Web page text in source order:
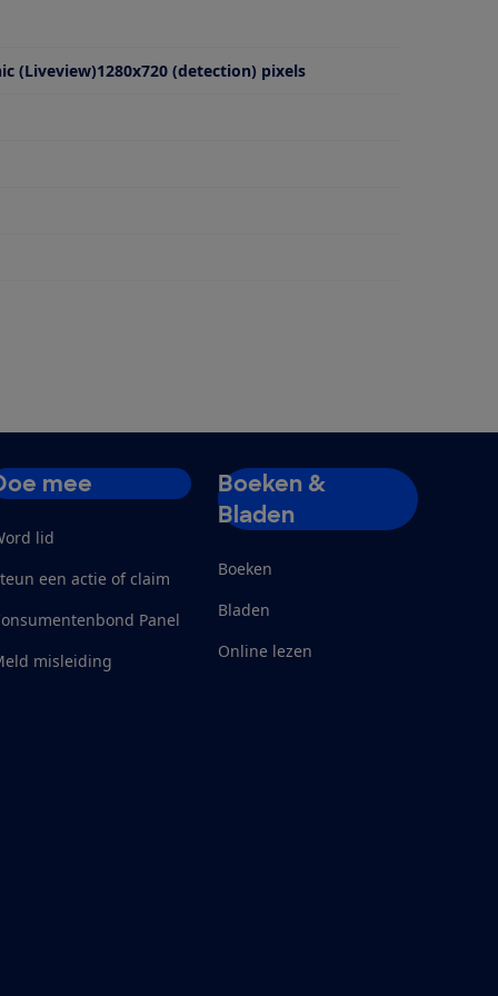
(Liveview)1280x720 (detection) pixels
mee
lid
een actie of claim
Panel
misleiding
Boeken &
Bladen
Boeken
Bladen
Online lezen